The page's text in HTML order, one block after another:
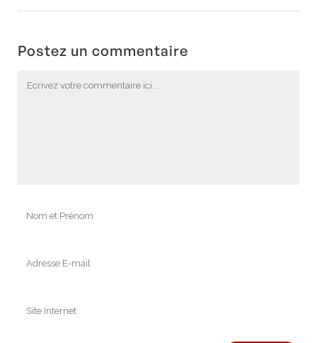
Postez un commentaire